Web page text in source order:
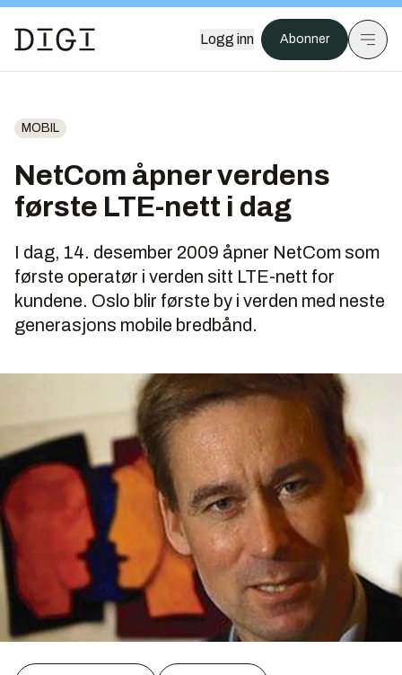
Logg inn Abonner
MOBIL
NetCom åpner verdens
første LTE-nett i dag
I dag, 14. desember 2009 åpner NetCom som
første operatør i verden sitt LTE-nett for
kundene. Oslo blir første by i verden med neste
generasjons mobile bredbånd.